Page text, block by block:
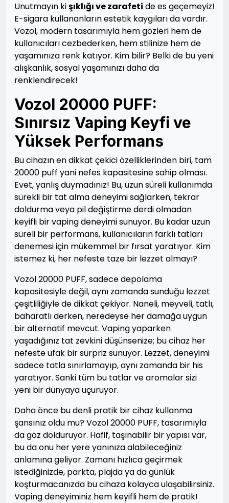
Unutmayın kişıklığı ve zarafeti de es geçemeyiz!
E-sigara kullananların estetik kaygıları da vardır.
Vozol, modern tasarımıyla hem gözleri hem de
kullanıcıları cezbederken, hem stilinize hem de
yaşamınıza renk katıyor. Kim bilir? Belki de bu yeni
alışkanlık, sosyal yaşamınızı daha da
renklendirecek!
Vozol 20000 PUFF:
Sınırsız Vaping Keyfi ve
Yüksek Performans
Bu cihazın en dikkat çekici özelliklerinden biri, tam
20000 puff yani nefes kapasitesine sahip olması.
Evet, yanlış duymadınız! Bu, uzun süreli kullanımda
sürekli bir tat alma deneyimi sağlarken, tekrar
doldurma veya pil değiştirme derdi olmadan
keyifli bir vaping deneyimi sunuyor. Bu kadar uzun
süreli bir performans, kullanıcıların farklı tatları
denemesi için mükemmel bir fırsat yaratıyor. Kim
istemez ki, her nefeste taze bir lezzet almayı?
Vozol 20000 PUFF, sadece depolama
kapasitesiyle değil, aynı zamanda sunduğu lezzet
çeşitliliğiyle de dikkat çekiyor. Naneli, meyveli, tatlı,
baharatlı derken, neredeyse her damağa uygun
bir alternatif mevcut. Vaping yaparken
yaşadığınız tat zevkini düşünsenize; bu cihaz her
nefeste ufak bir sürpriz sunuyor. Lezzet, deneyimi
sadece tatla sınırlamayıp, aynı zamanda bir his
yaratıyor. Sanki tüm bu tatlar ve aromalar sizi
yeni bir dünyaya uçuruyor.
Daha önce bu denli pratik bir cihaz kullanma
şansınız oldu mu? Vozol 20000 PUFF, tasarımıyla
da göz dolduruyor. Hafif, taşınabilir bir yapısı var,
bu da onu her yere yanınıza alabileceğiniz
anlamına geliyor. Zamanı hızlıca geçirmek
istediğinizde, parkta, plajda ya da günlük
koşturmacanızda bu cihaza kolayca ulaşabilirsiniz.
Vaping deneyiminiz hem keyifli hem de pratik!